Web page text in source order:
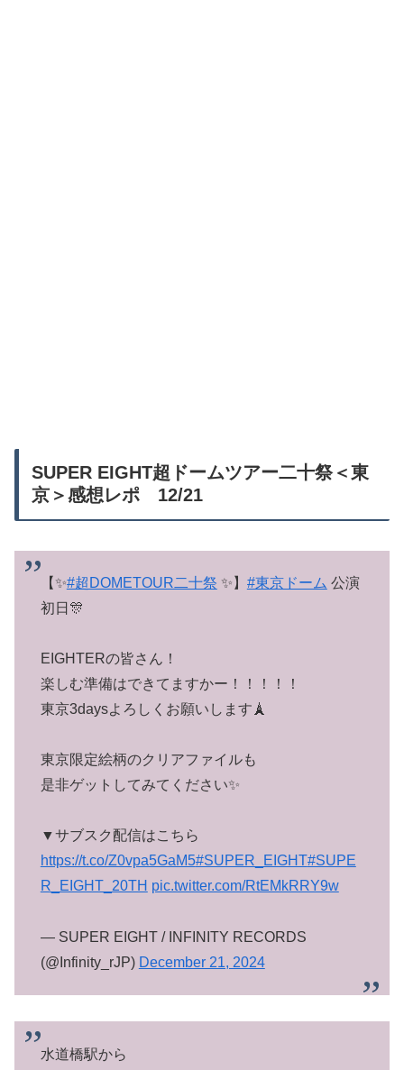
SUPER EIGHT超ドームツアー二十祭＜東
京＞感想レポ 12/21
【✨#超DOMETOUR二十祭 ✨】 #東京ドーム 公演
初日🎊
EIGHTERの皆さん！
楽しむ準備はできてますかー！！！！！
東京3daysよろしくお願いします🗼
東京限定絵柄のクリアファイルも
是非ゲットしてみてください✨
▼サブスク配信はこちら
https://t.co/Z0vpa5GaM5#SUPER_EIGHT#SUPE
R_EIGHT_20TH pic.twitter.com/RtEMkRRY9w
— SUPER EIGHT / INFINITY RECORDS
(@Infinity_rJP) December 21, 2024
水道橋駅から